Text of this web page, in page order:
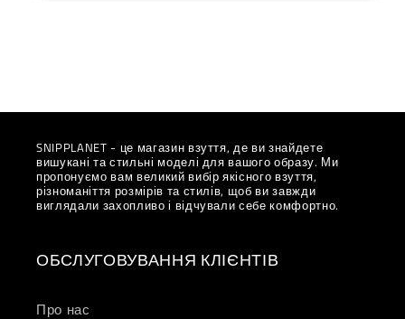
SNIPPLANET - це магазин взуття, де ви знайдете
вишукані та стильні моделі для вашого образу. Ми
пропонуємо вам великий вибір якісного взуття,
різноманіття розмірів та стилів, щоб ви завжди
виглядали захопливо і відчували себе комфортно.
ОБСЛУГОВУВАННЯ КЛІЄНТІВ
Про нас